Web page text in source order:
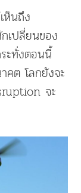
ห็นถึง
เปลี่ยนของ
ะทั่งตอนนี้
คต โลกยังจะ
จะ